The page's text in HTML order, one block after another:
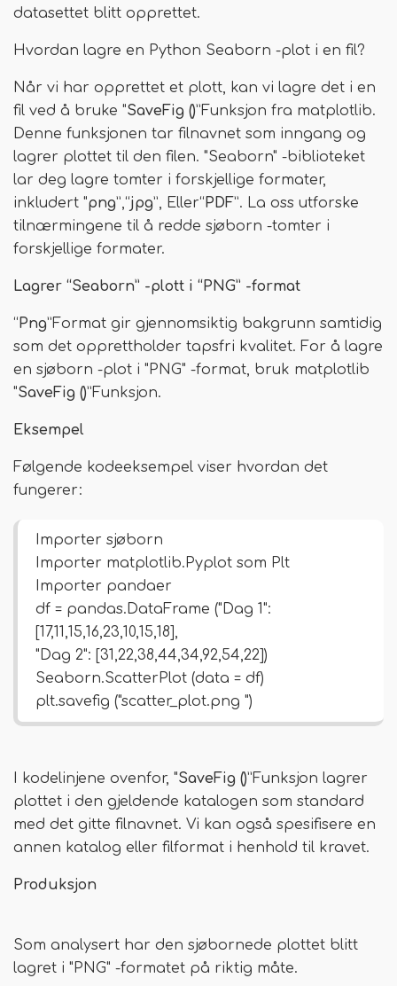
datasettet blitt opprettet.
Hvordan lagre en Python Seaborn -plot i en fil?
Når vi har opprettet et plott, kan vi lagre det i en
fil ved å bruke "SaveFig ()”Funksjon fra matplotlib.
Denne funksjonen tar filnavnet som inngang og
lagrer plottet til den filen. "Seaborn" -biblioteket
lar deg lagre tomter i forskjellige formater,
inkludert "png”,“jpg”, Eller“PDF”. La oss utforske
tilnærmingene til å redde sjøborn -tomter i
forskjellige formater.
Lagrer “Seaborn” -plott i “PNG” -format
“Png”Format gir gjennomsiktig bakgrunn samtidig
som det opprettholder tapsfri kvalitet. For å lagre
en sjøborn -plot i "PNG" -format, bruk matplotlib
"SaveFig ()”Funksjon.
Eksempel
Følgende kodeeksempel viser hvordan det
fungerer:
Importer sjøborn
Importer matplotlib.Pyplot som Plt
Importer pandaer
df = pandas.DataFrame ("Dag 1":
[17,11,15,16,23,10,15,18],
"Dag 2": [31,22,38,44,34,92,54,22])
Seaborn.ScatterPlot (data = df)
plt.savefig ("scatter_plot.png ")
I kodelinjene ovenfor, "SaveFig ()”Funksjon lagrer
plottet i den gjeldende katalogen som standard
med det gitte filnavnet. Vi kan også spesifisere en
annen katalog eller filformat i henhold til kravet.
Produksjon
Som analysert har den sjøbornede plottet blitt
lagret i "PNG" -formatet på riktig måte.